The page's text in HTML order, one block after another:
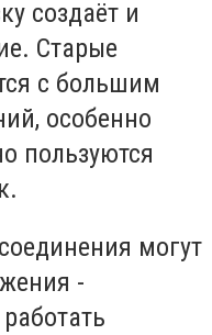
создаёт и
Старые
с большим
особенно
пользуются
могут
-